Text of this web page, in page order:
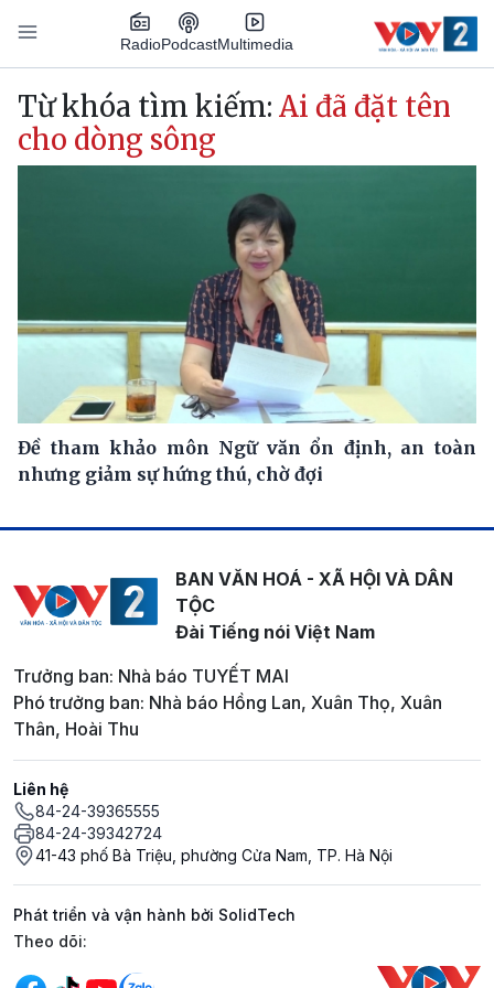
Nhảy đến nội dung
RadioPodcastMultimedia
Main navigation
Từ khóa tìm kiếm: Ai đã đặt tên
cho dòng sông
Đề tham khảo môn Ngữ văn ổn định, an toàn
nhưng giảm sự hứng thú, chờ đợi
BAN VĂN HOÁ - XÃ HỘI VÀ DÂN
TỘC
Đài Tiếng nói Việt Nam
Trưởng ban: Nhà báo TUYẾT MAI
Phó trưởng ban: Nhà báo Hồng Lan, Xuân Thọ, Xuân
Thân, Hoài Thu
Liên hệ
84-24-39365555
84-24-39342724
41-43 phố Bà Triệu, phường Cửa Nam, TP. Hà Nội
Phát triển và vận hành bởi SolidTech
Mạng xã hội
Theo dõi: